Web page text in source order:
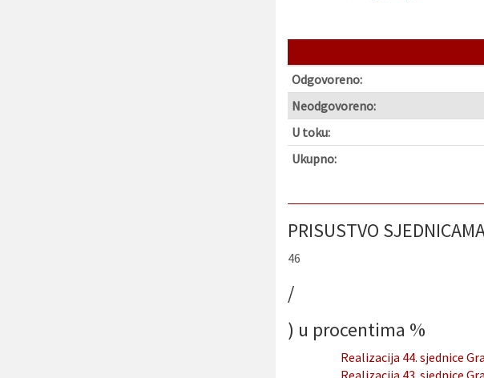
Ukupno:
Odgovoreno:
Neodgovoreno:
U toku:
PRISUSTVO
46
/
) u procentima %
Realizacija 44. sjednice